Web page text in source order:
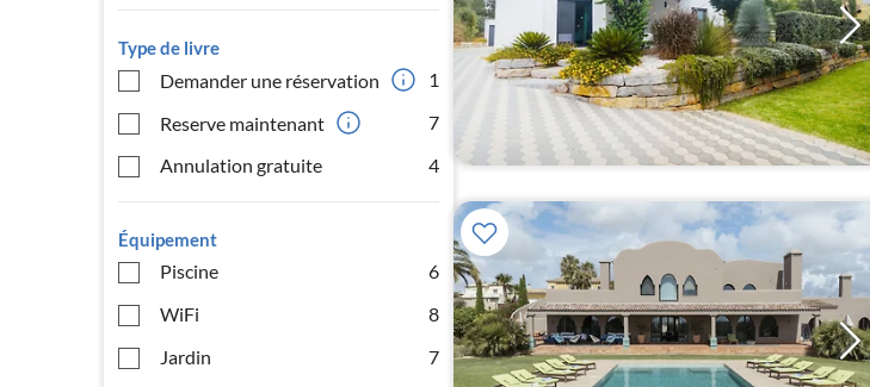
Type de livre
Demander une réservation
1
Reserve maintenant
7
Annulation gratuite
4
Équipement
Piscine
6
WiFi
8
Jardin
7